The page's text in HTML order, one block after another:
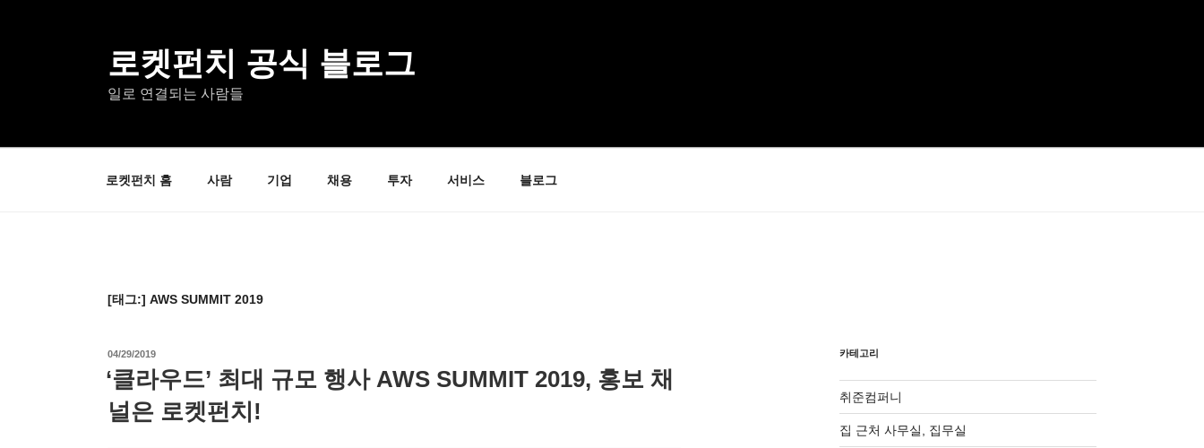
로켓펀치 공식 블로그
일로 연결되는 사람들
로켓펀치 홈 사람 기업 채용 투자 서비스 블로그
[태그:] AWS SUMMIT 2019
작
성
일
04/29/2019
‘클라우드’ 최대 규모 행사 AWS SUMMIT 2019, 홍보 채
널은 로켓펀치!
카테고리
취준컴퍼니
집 근처 사무실, 집무실